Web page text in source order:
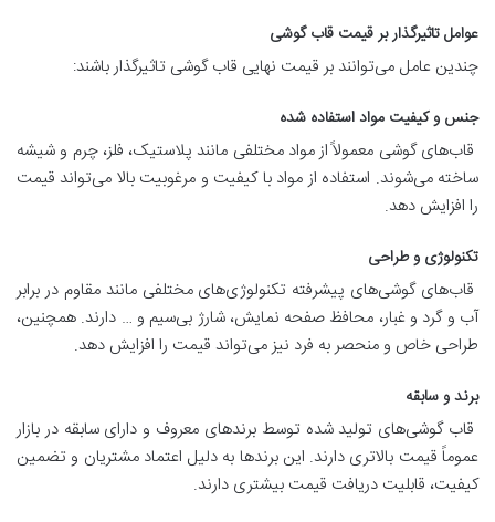
عوامل تاثیرگذار بر قیمت قاب گوشی
چندین عامل می‌توانند بر قیمت نهایی قاب گوشی تاثیرگذار باشند:
جنس و کیفیت مواد استفاده شده
قاب‌های گوشی معمولاً از مواد مختلفی مانند پلاستیک، فلز، چرم و شیشه
ساخته می‌شوند. استفاده از مواد با کیفیت و مرغوبیت بالا می‌تواند قیمت
را افزایش دهد.
تکنولوژی و طراحی
قاب‌های گوشی‌های پیشرفته تکنولوژی‌های مختلفی مانند مقاوم در برابر
آب و گرد و غبار، محافظ صفحه نمایش، شارژ بی‌سیم و … دارند. همچنین،
طراحی خاص و منحصر به فرد نیز می‌تواند قیمت را افزایش دهد.
برند و سابقه
قاب گوشی‌های تولید شده توسط برندهای معروف و دارای سابقه در بازار
عموماً قیمت بالاتری دارند. این برندها به دلیل اعتماد مشتریان و تضمین
کیفیت، قابلیت دریافت قیمت بیشتری دارند.